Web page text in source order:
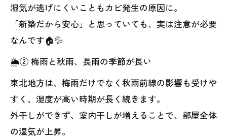
湿気が逃げにくいこともカビ発生の原因に。
「新築だから安心」と思っていても、実は注意が必要
なんです🏠💦
🌦️② 梅雨と秋雨、長雨の季節が長い
東北地方は、梅雨だけでなく秋雨前線の影響も受けや
すく、湿度が高い時期が長く続きます。
外干しができず、室内干しが増えることで、部屋全体
の湿気が上昇。